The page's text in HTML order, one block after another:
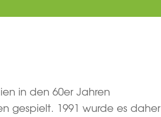
in den 60er Jahren
gespielt. 1991 wurde es daher